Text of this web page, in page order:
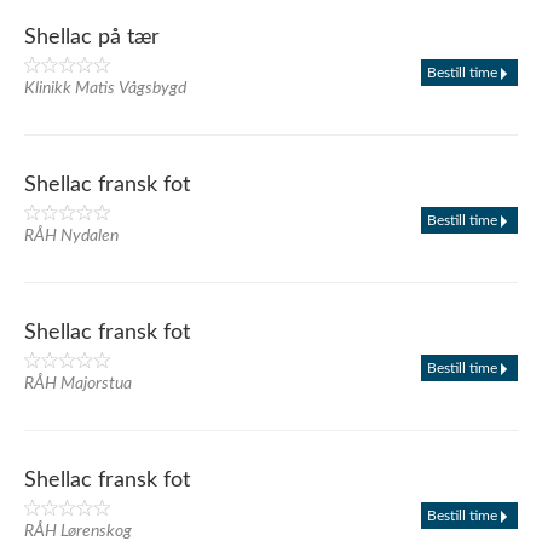
Shellac på tær
Klinikk Matis Vågsbygd
Bestill time
Shellac fransk fot
RÅH Nydalen
Bestill time
Shellac fransk fot
RÅH Majorstua
Bestill time
Shellac fransk fot
RÅH Lørenskog
Bestill time